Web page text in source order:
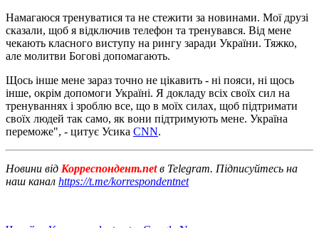
Намагаюся тренуватися та не стежити за новинами. Мої друзі
сказали, щоб я відключив телефон та тренувався. Від мене
чекають класного виступу на рингу заради України. Тяжко,
але молитви Богові допомагають.
Щось інше мене зараз точно не цікавить - ні пояси, ні щось
інше, окрім допомоги Україні. Я докладу всіх своїх сил на
тренуваннях і зроблю все, що в моїх силах, щоб підтримати
своїх людей так само, як вони підтримують мене. Україна
переможе", - цитує Усика CNN.
Новини від Корреспондент.netв Telegram. Підписуйтесь на
наш канал https://t.me/korrespondentnet